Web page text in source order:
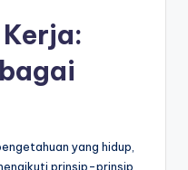
yang hidup,
prinsip-prinsip